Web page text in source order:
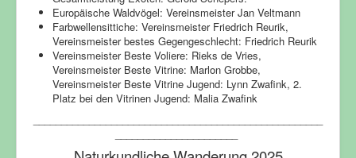
Europäische Waldvögel: Vereinsmeister Jan Veltmann
Farbwellensittiche: Vereinsmeister Friedrich Reurik,
Vereinsmeister bestes Gegengeschlecht: Friedrich Reurik
Vereinsmeister Beste Voliere: Rieks de Vries,
Vereinsmeister Beste Vitrine: Marlon Grobbe,
Vereinsmeister Beste Vitrine Jugend: Lynn Zwafink, 2.
Platz bei den Vitrinen Jugend: Malia Zwafink